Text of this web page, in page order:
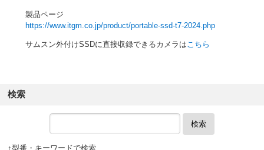
製品ページ
https://www.itgm.co.jp/product/portable-ssd-t7-2024.php
サムスン外付けSSDに直接収録できるカメラはこちら
検索
検索
↑型番・キーワードで検索